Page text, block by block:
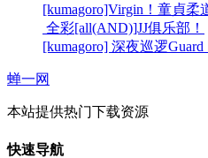
[kumagoro]Virgin！童貞柔
全彩[all(AND)]JJ俱乐部！
[kumagoro] 深夜巡逻Guard
蝉一网
本站提供热门下载资源
快速导航